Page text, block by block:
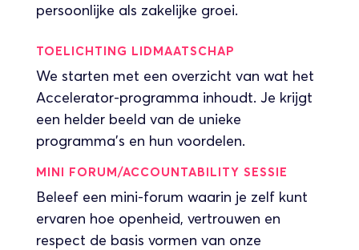
persoonlijke als zakelijke groei.
TOELICHTING LIDMAATSCHAP
We starten met een overzicht van wat het
Accelerator-programma inhoudt. Je krijgt
een helder beeld van de unieke
programma’s en hun voordelen.
MINI FORUM/ACCOUNTABILITY SESSIE
Beleef een mini-forum waarin je zelf kunt
ervaren hoe openheid, vertrouwen en
respect de basis vormen van onze